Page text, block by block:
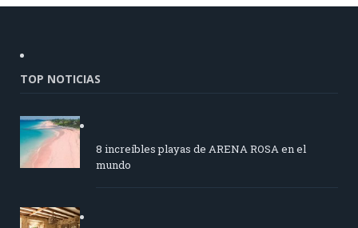
TOP NOTICIAS
8 increíbles playas de ARENA ROSA en el
mundo